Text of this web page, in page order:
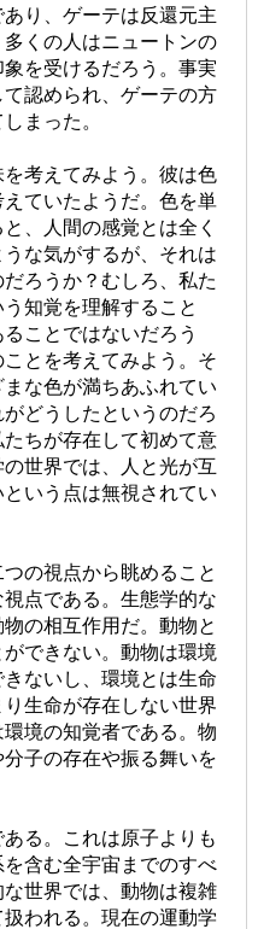
り、ゲーテは反還元主
くの人はニュートンの
を受けるだろう。事実
認められ、ゲーテの方
まった。
考えてみよう。彼は色
ていたようだ。色を単
、人間の感覚とは全く
な気がするが、それは
ろうか？むしろ、私た
知覚を理解すること
ことではないだろう
とを考えてみよう。そ
な色が満ちあふれてい
どうしたというのだろ
ちが存在して初めて意
世界では、人と光が互
いう点は無視されてい
の視点から眺めること
点である。生態学的な
の相互作用だ。動物と
できない。動物は環境
ないし、環境とは生命
生命が存在しない世界
境の知覚者である。物
子の存在や振る舞いを
る。これは原子よりも
含む全宇宙までのすべ
世界では、動物は複雑
われる。現在の運動学